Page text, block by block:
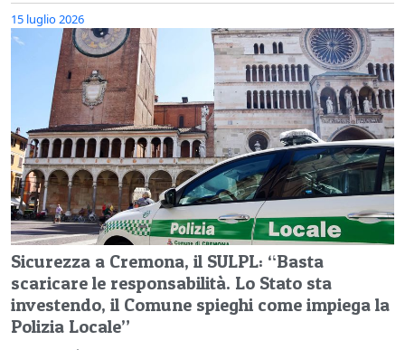
15 luglio 2026
Sicurezza a Cremona, il SULPL: “Basta
scaricare le responsabilità. Lo Stato sta
investendo, il Comune spieghi come impiega la
Polizia Locale”